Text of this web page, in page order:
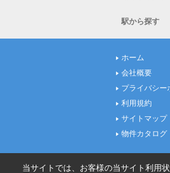
駅から探す
ホーム
会社概要
プライバシー
利用規約
サイトマップ
物件カタログ
当サイトでは、お客様の当サイト利用